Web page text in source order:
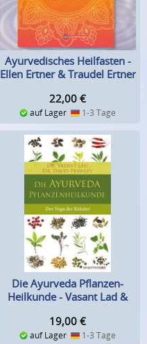
Ayurvedisches Heilfasten -
Ellen Ertner & Traudel Ertner
22,00 €
auf Lager 1-3 Tage
Die Ayurveda Pflanzen-
Heilkunde - Vasant Lad &
19,00 €
auf Lager 1-3 Tage